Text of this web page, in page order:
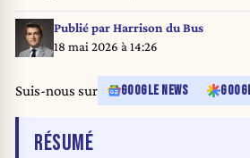
Publié parHarrison du Bus
18 mai 2026 à 14:26
Suis-nous sur GOOGLE NEWS
RÉSUMÉDE L'ARTICLE